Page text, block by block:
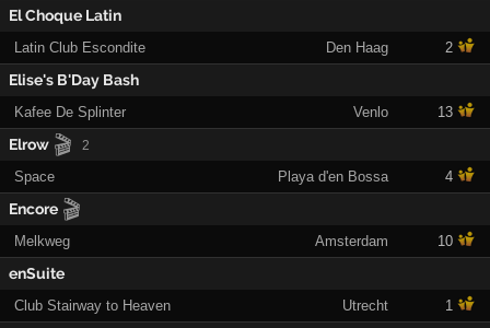
El Choque Latin
Latin Club Escondite Den Haag 2
Elise's B'Day Bash
Kafee De Splinter Venlo 13
Elrow 🎬 2
Space Playa d'en Bossa 4
Encore 🎬
Melkweg Amsterdam 10
enSuite
Club Stairway to Heaven Utrecht 1